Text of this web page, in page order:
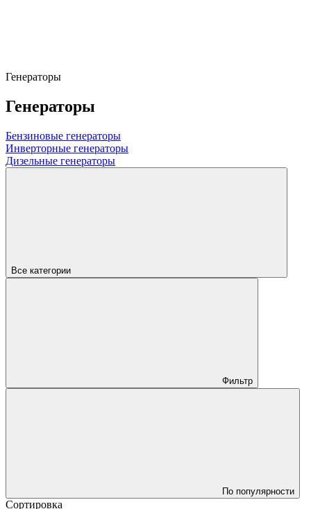
Генераторы
Генераторы
Бензиновые генераторы
Инверторные генераторы
Дизельные генераторы
Все категории
Фильтр
По популярности
Сортировка